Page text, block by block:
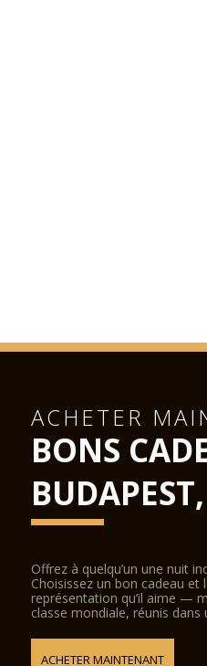
ACHETER
BONS
Offrez à quelqu’un une nuit
Choisissez un bon cadeau et
représentation qu’il aime —
classe mondiale, réunis dans
ACHETER MAINTENANT